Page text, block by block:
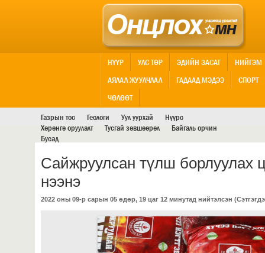
АШИГТ МАЛТМАЛ
НҮҮР УЛС ТӨР ЭДИЙН ЗАСАГ
НИЙГЭМ
АЯЛАЛ ЖУУЛЧЛАЛ
ГАДААД МЭДЭЭ
СПОРТ
ЧӨЛӨӨТ
Газрын тос
Геологи Уул уурхай
Нүүрс
Хөрөнгө оруулалт
Тусгай зөвшөөрөл
Байгаль орчин
Бусад
Сайжруулсан түлш борлуулах
нээнэ
2022 оны 09-р сарын 05 өдөр, 19 цаг 12 минутад нийтэлсэн (